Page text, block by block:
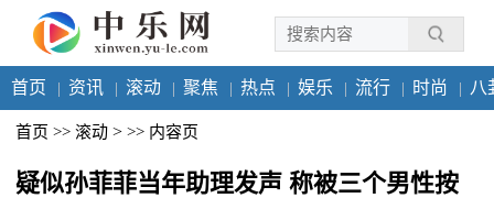
首页 资讯 滚动 聚焦 热点 娱乐 流行 时尚 八
首页 >> 滚动 > >> 内容页
疑似孙菲菲当年助理发声 称被三个男性按